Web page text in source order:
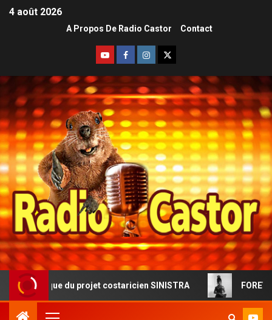
4 août 2026
A Propos De Radio Castor Contact
du projet costaricien SINISTRA FOREVERMORE : la